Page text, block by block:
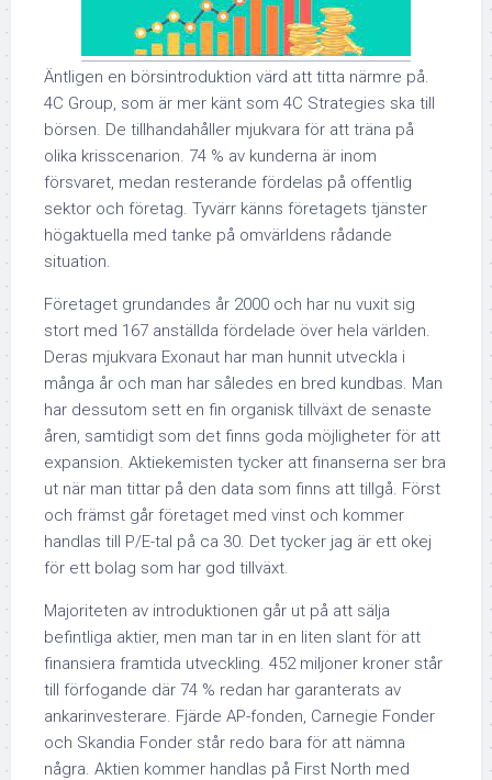
Äntligen en börsintroduktion värd att titta närmre på.
4C Group, som är mer känt som 4C Strategies ska till
börsen. De tillhandahåller mjukvara för att träna på
olika krisscenarion. 74 % av kunderna är inom
försvaret, medan resterande fördelas på offentlig
sektor och företag. Tyvärr känns företagets tjänster
högaktuella med tanke på omvärldens rådande
situation.
Företaget grundandes år 2000 och har nu vuxit sig
stort med 167 anställda fördelade över hela världen.
Deras mjukvara Exonaut har man hunnit utveckla i
många år och man har således en bred kundbas. Man
har dessutom sett en fin organisk tillväxt de senaste
åren, samtidigt som det finns goda möjligheter för att
expansion. Aktiekemisten tycker att finanserna ser bra
ut när man tittar på den data som finns att tillgå. Först
och främst går företaget med vinst och kommer
handlas till P/E-tal på ca 30. Det tycker jag är ett okej
för ett bolag som har god tillväxt.
Majoriteten av introduktionen går ut på att sälja
befintliga aktier, men man tar in en liten slant för att
finansiera framtida utveckling. 452 miljoner kroner står
till förfogande där 74 % redan har garanterats av
ankarinvesterare. Fjärde AP-fonden, Carnegie Fonder
och Skandia Fonder står redo bara för att nämna
några. Aktien kommer handlas på First North med